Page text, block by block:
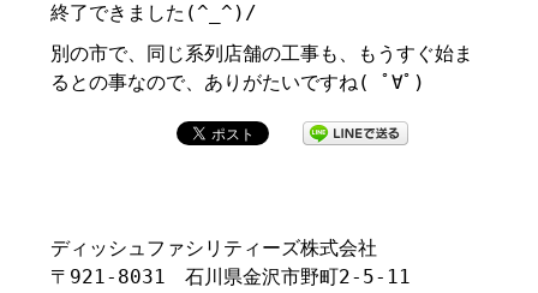
終了できました(^_^)/
別の市で、同じ系列店舗の工事も、もうすぐ始ま
るとの事なので、ありがたいですね( ﾟ∀ﾟ)
ディッシュファシリティーズ株式会社
〒921-8031 石川県金沢市野町2-5-11